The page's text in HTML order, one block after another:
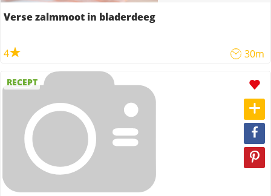
Verse zalmmoot in bladerdeeg
4 30m
RECEPT